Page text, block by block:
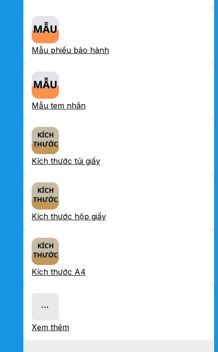
Mẫu phiếu bảo hành
Mẫu tem nhãn
Kích thước túi giấy
Kích thước hộp giấy
Kích thước A4
Xem thêm